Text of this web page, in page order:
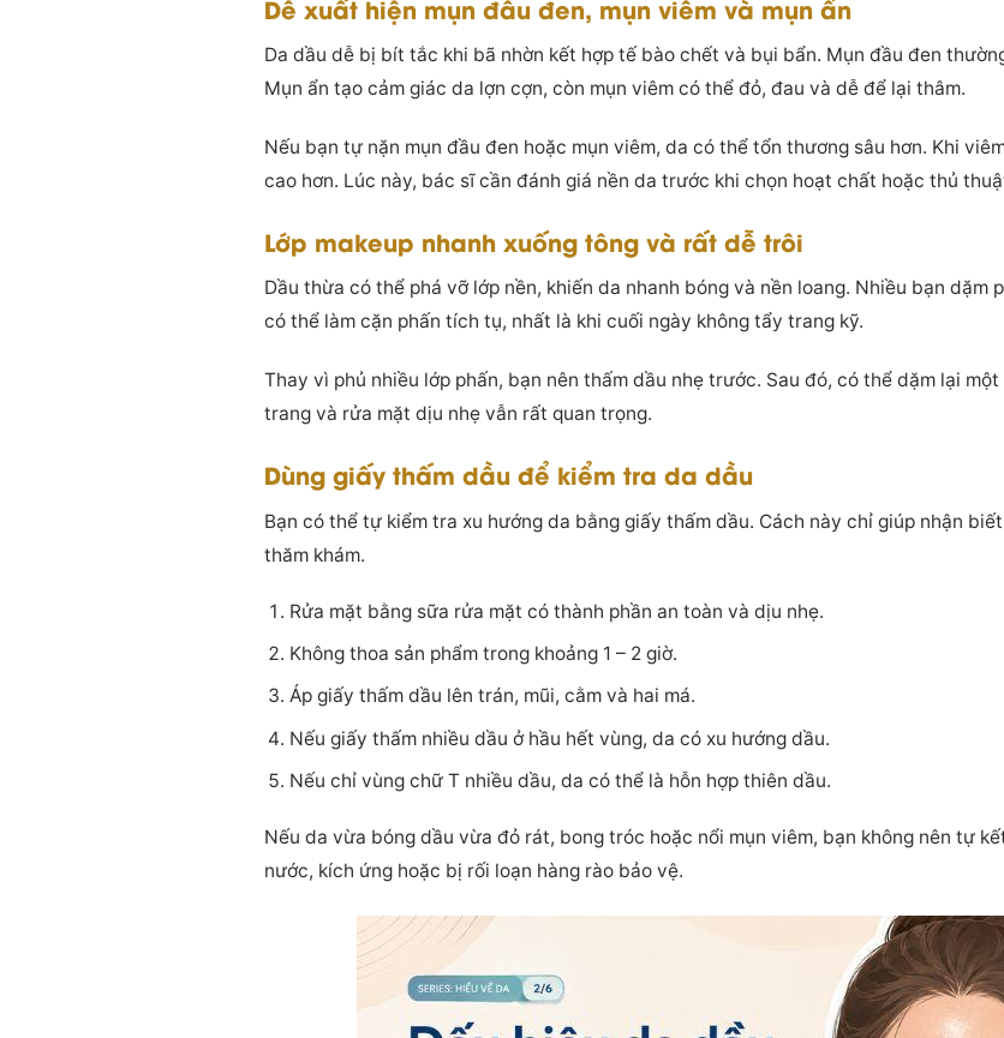
Dễ xuất hiện mụn đầu đen, mụn viêm và mụn ẩn
Da dầu dễ bị bít tắc khi bã nhờn kết hợp tế bào chết và bụi bẩn. Mụn đầu đen
Mụn ẩn tạo cảm giác da lợn cợn, còn mụn viêm có thể đỏ, đau và dễ để lại thâm.
Nếu bạn tự nặn mụn đầu đen hoặc mụn viêm, da có thể tổn thương sâu hơn. Khi
cao hơn. Lúc này, bác sĩ cần đánh giá nền da trước khi chọn hoạt chất hoặc thủ
Lớp makeup nhanh xuống tông và rất dễ trôi
Dầu thừa có thể phá vỡ lớp nền, khiến da nhanh bóng và nền loang. Nhiều bạn dặm
có thể làm cặn phấn tích tụ, nhất là khi cuối ngày không tẩy trang kỹ.
Thay vì phủ nhiều lớp phấn, bạn nên thấm dầu nhẹ trước. Sau đó, có thể dặm lại
trang và rửa mặt dịu nhẹ vẫn rất quan trọng.
Dùng giấy thấm dầu để kiểm tra da dầu
Bạn có thể tự kiểm tra xu hướng da bằng giấy thấm dầu. Cách này chỉ giúp nhận
thăm khám.
Rửa mặt bằng sữa rửa mặt có thành phần an toàn và dịu nhẹ.
Không thoa sản phẩm trong khoảng 1 – 2 giờ.
Áp giấy thấm dầu lên trán, mũi, cằm và hai má.
Nếu giấy thấm nhiều dầu ở hầu hết vùng, da có xu hướng dầu.
Nếu chỉ vùng chữ T nhiều dầu, da có thể là hỗn hợp thiên dầu.
Nếu da vừa bóng dầu vừa đỏ rát, bong tróc hoặc nổi mụn viêm, bạn không nên tự
nước, kích ứng hoặc bị rối loạn hàng rào bảo vệ.